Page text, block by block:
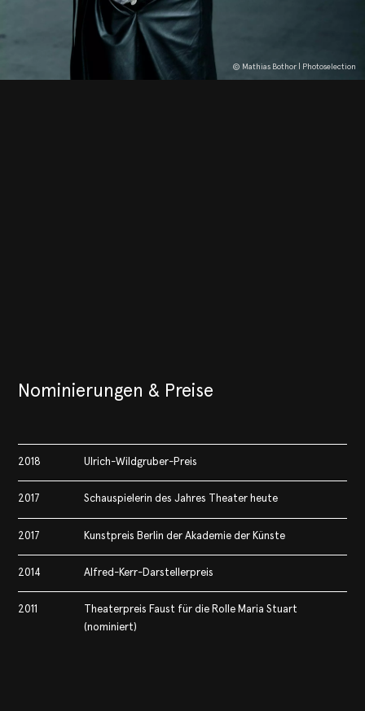
© Mathias Bothor | Photoselection
Nominierungen & Preise
2018 Ulrich-Wildgruber-Preis
2017 Schauspielerin des Jahres Theater heute
2017 Kunstpreis Berlin der Akademie der Künste
2014 Alfred-Kerr-Darstellerpreis
2011
Theaterpreis Faust für die Rolle Maria Stuart
(nominiert)